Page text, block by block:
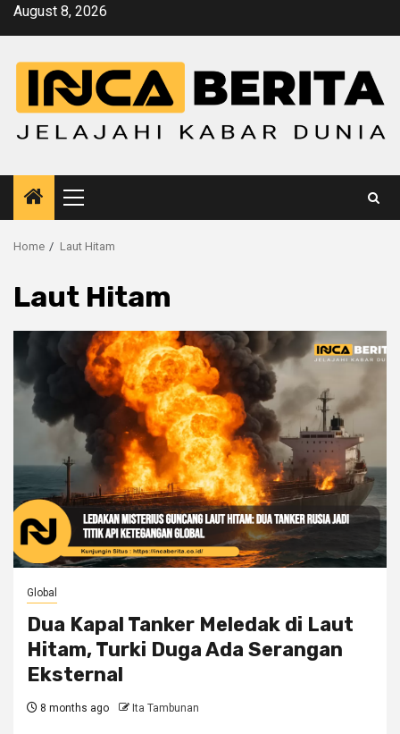
SkipAugust 8, 2026
Primary
Menu
Home Laut Hitam
Laut Hitam
Global
Dua Kapal Tanker Meledak di Laut
Hitam, Turki Duga Ada Serangan
Eksternal
8 months ago Ita Tambunan